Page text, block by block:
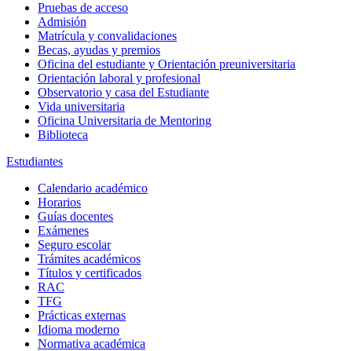
Pruebas de acceso
Admisión
Matrícula y convalidaciones
Becas, ayudas y premios
Oficina del estudiante y Orientación preuniversitaria
Orientación laboral y profesional
Observatorio y casa del Estudiante
Vida universitaria
Oficina Universitaria de Mentoring
Biblioteca
Estudiantes
Calendario académico
Horarios
Guías docentes
Exámenes
Seguro escolar
Trámites académicos
Títulos y certificados
RAC
TFG
Prácticas externas
Idioma moderno
Normativa académica